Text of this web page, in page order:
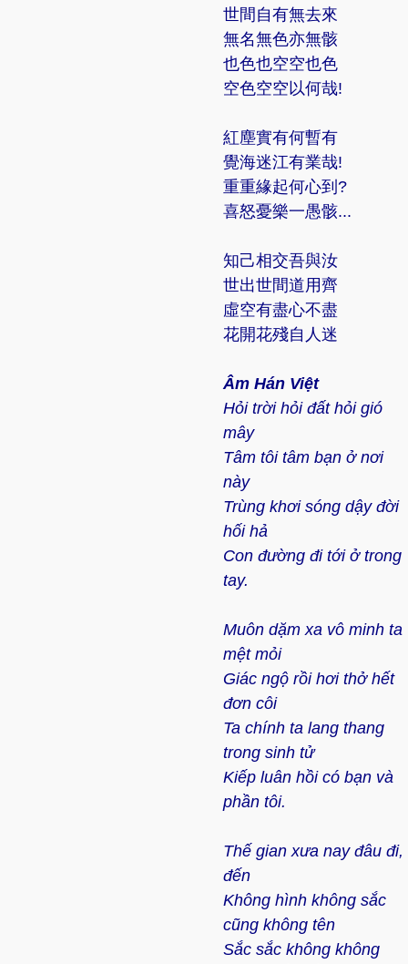
世間自有無去來
無名無色亦無骸
也色也空空也色
空色空空以何哉!
紅塵實有何暫有
覺海迷江有業哉!
重重緣起何心到?
喜怒憂樂一愚骸...
知己相交吾與汝
世出世間道用齊
虛空有盡心不盡
花開花殘自人迷
Âm Hán Việt
Hỏi trời hỏi đất hỏi gió
mây
Tâm tôi tâm bạn ở nơi
này
Trùng khơi sóng dậy đời
hối hả
Con đường đi tới ở trong
tay.
Muôn dặm xa vô minh ta
mệt mỏi
Giác ngộ rồi hơi thở hết
đơn côi
Ta chính ta lang thang
trong sinh tử
Kiếp luân hồi có bạn và
phần tôi.
Thế gian xưa nay đâu đi,
đến
Không hình không sắc
cũng không tên
Sắc sắc không không